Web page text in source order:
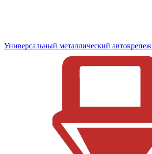
Универсальный металлический автокрепеж